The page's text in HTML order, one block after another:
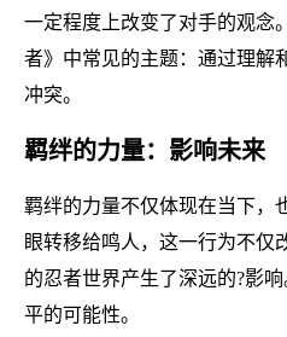
一定程度上改变了对手的观念
者》中常见的主题：通过理解
冲突。
羁绊的力量：影响未来
羁绊的力量不仅体现在当下，
眼转移给鸣人，这一行为不仅
的忍者世界产生了深远的?影
平的可能性。